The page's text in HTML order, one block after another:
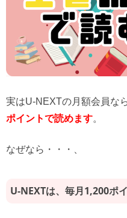
実はU-NEXTの月額会員な
ポイントで読めます。
なぜなら・・・、
U-NEXTは、毎月1,200ポ